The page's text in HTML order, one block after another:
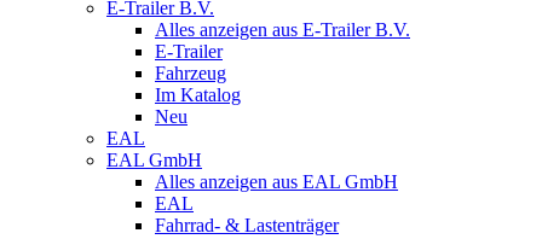
E-Trailer B.V.
Alles anzeigen aus E-Trailer B.V.
E-Trailer
Fahrzeug
Im Katalog
Neu
EAL
EAL GmbH
Alles anzeigen aus EAL GmbH
EAL
Fahrrad- & Lastenträger